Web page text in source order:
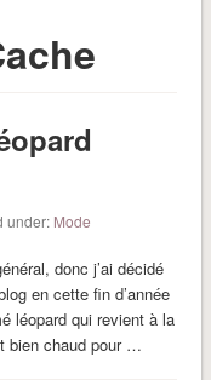
under: Mode
donc j’ai décidé
en cette fin d’année
léopard qui revient à la
bien chaud pour …